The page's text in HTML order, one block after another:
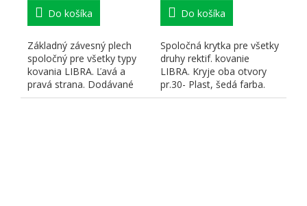
Do košíka
Základný závesný plech
spoločný pre všetky typy
kovania LIBRA. Ľavá a
pravá strana. Dodávané
spoločne, pred
Do košíka
Spoločná krytka pre všetky
druhy rektif. kovanie
LIBRA. Kryje oba otvory
pr.30- Plast, šedá farba.
Rozmery 56,5x36,5